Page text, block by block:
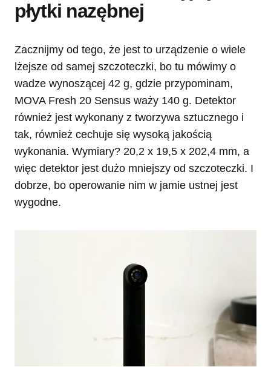
płytki nazębnej
Zacznijmy od tego, że jest to urządzenie o wiele
lżejsze od samej szczoteczki, bo tu mówimy o
wadze wynoszącej 42 g, gdzie przypominam,
MOVA Fresh 20 Sensus waży 140 g. Detektor
również jest wykonany z tworzywa sztucznego i
tak, również cechuje się wysoką jakością
wykonania. Wymiary? 20,2 x 19,5 x 202,4 mm, a
więc detektor jest dużo mniejszy od szczoteczki. I
dobrze, bo operowanie nim w jamie ustnej jest
wygodne.